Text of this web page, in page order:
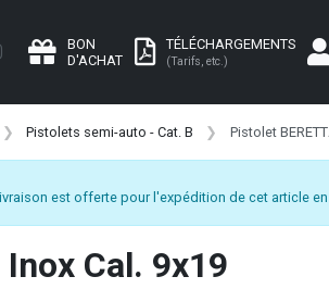
BON
D'ACHAT
TÉLÉCHARGEMENTS
(Tarifs, etc.)
Pistolets semi-auto - Cat. B Pistolet
est offerte pour l'expédition de cet article en
Cal. 9x19